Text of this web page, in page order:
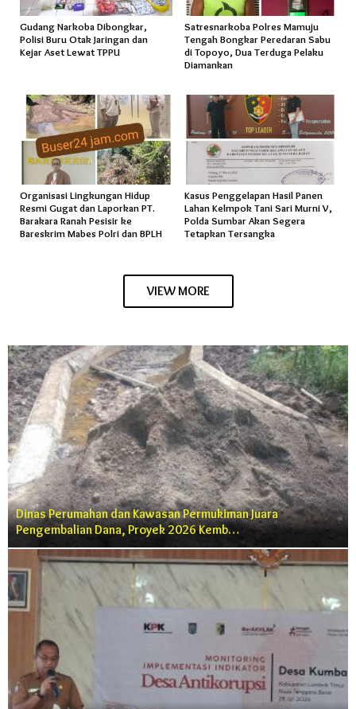
Gudang Narkoba Dibongkar,
Polisi Buru Otak Jaringan dan
Kejar Aset Lewat TPPU
Satresnarkoba Polres Mamuju
Tengah Bongkar Peredaran Sabu
di Topoyo, Dua Terduga Pelaku
Diamankan
Organisasi Lingkungan Hidup
Resmi Gugat dan Laporkan PT.
Barakara Ranah Pesisir ke
Bareskrim Mabes Polri dan BPLH
Kasus Penggelapan Hasil Panen
Lahan Kelmpok Tani Sari Murni V,
Polda Sumbar Akan Segera
Tetapkan Tersangka
VIEW MORE
Dinas Perumahan dan Kawasan Permukiman Juara
Pengembalian Dana, Proyek 2026 Kemb…